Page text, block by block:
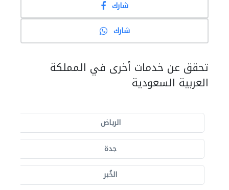
شارك
شارك
تحقق عن خدمات أخرى في المملكة
العربية السعودية
الرياض
جدة
الخُبر